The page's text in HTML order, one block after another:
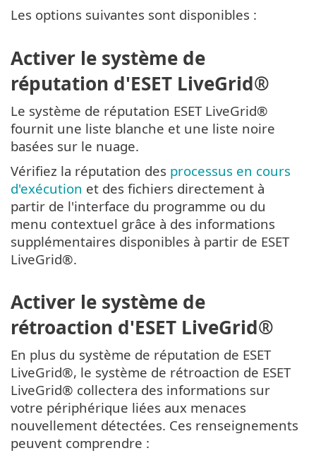
Les options suivantes sont disponibles :
Activer le système de
réputation d'ESET LiveGrid®
Le système de réputation ESET LiveGrid®
fournit une liste blanche et une liste noire
basées sur le nuage.
Vérifiez la réputation des processus en cours
d'exécution et des fichiers directement à
partir de l'interface du programme ou du
menu contextuel grâce à des informations
supplémentaires disponibles à partir de ESET
LiveGrid®.
Activer le système de
rétroaction d'ESET LiveGrid®
En plus du système de réputation de ESET
LiveGrid®, le système de rétroaction de ESET
LiveGrid® collectera des informations sur
votre périphérique liées aux menaces
nouvellement détectées. Ces renseignements
peuvent comprendre :